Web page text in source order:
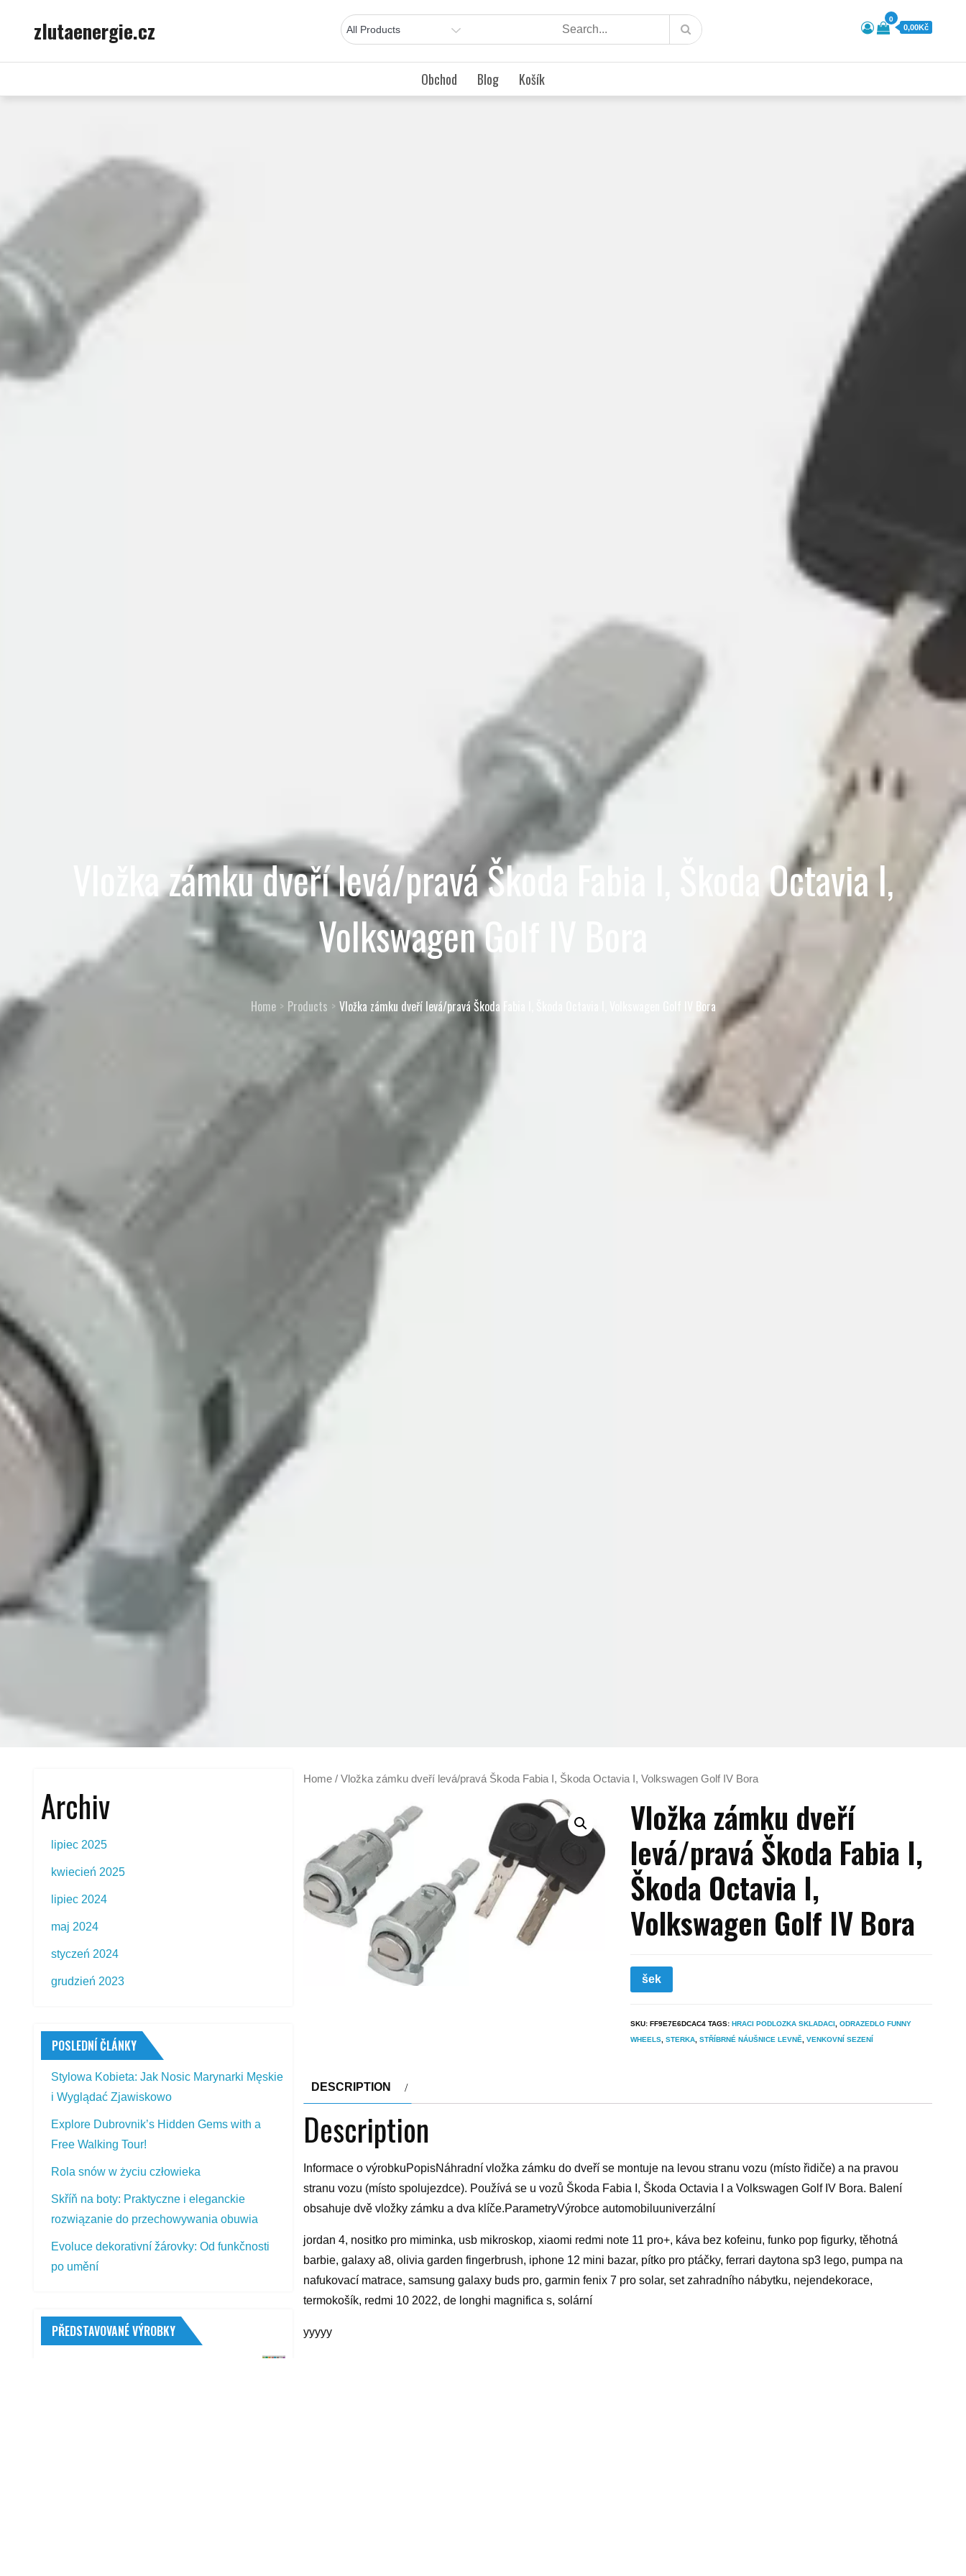
zlutaenergie.cz 0
0,00Kč
Obchod Blog Košík
Vložka zámku dveří levá/pravá Škoda Fabia I, Škoda Octavia I,
Volkswagen Golf IV Bora
Home Products Vložka zámku dveří levá/pravá Škoda Fabia I, Škoda Octavia I, Volkswagen Golf IV Bora
Home / Vložka zámku dveří levá/pravá Škoda Fabia I, Škoda Octavia I, Volkswagen Golf IV Bora
Vložka zámku dveří
levá/pravá Škoda Fabia I,
Škoda Octavia I,
Volkswagen Golf IV Bora
šek
SKU: FF9E7E6DCAC4 TAGS: HRACI PODLOZKA SKLADACI ODRAZEDLO FUNNY
WHEELS STERKA STŘÍBRNÉ NÁUŠNICE LEVNĚ VENKOVNÍ SEZENÍ
DESCRIPTION
Description
Informace o výrobkuPopisNáhradní vložka zámku do dveří se montuje na levou stranu vozu (místo řidiče) a na pravou
stranu vozu (místo spolujezdce). Používá se u vozů Škoda Fabia I, Škoda Octavia I a Volkswagen Golf IV Bora. Balení
obsahuje dvě vložky zámku a dva klíče.ParametryVýrobce automobiluuniverzální
jordan 4, nositko pro miminka, usb mikroskop, xiaomi redmi note 11 pro+, káva bez kofeinu, funko pop figurky, těhotná
barbie, galaxy a8, olivia garden fingerbrush, iphone 12 mini bazar, pítko pro ptáčky, ferrari daytona sp3 lego, pumpa na
nafukovací matrace, samsung galaxy buds pro, garmin fenix 7 pro solar, set zahradního nábytku, nejendekorace,
termokošík, redmi 10 2022, de longhi magnifica s, solární
yyyyy
Archiv
lipiec 2025
kwiecień 2025
lipiec 2024
maj 2024
styczeń 2024
grudzień 2023
POSLEDNÍ ČLÁNKY
Stylowa Kobieta: Jak Nosic Marynarki Męskie
i Wyglądać Zjawiskowo
Explore Dubrovnik’s Hidden Gems with a
Free Walking Tour!
Rola snów w życiu człowieka
Skříň na boty: Praktyczne i eleganckie
rozwiązanie do przechowywania obuwia
Evoluce dekorativní žárovky: Od funkčnosti
po umění
PŘEDSTAVOVANÉ VÝROBKY